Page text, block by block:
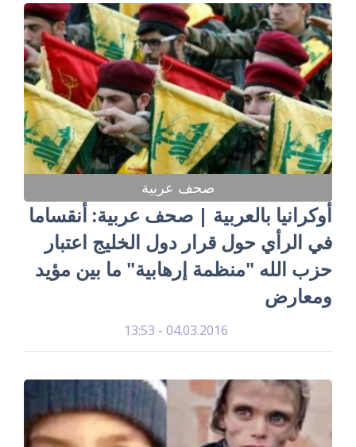
صحف عربية
أوكرانيا بالعربية | صحف عربية: أنقساما
في الرأي حول قرار دول الخليج اعتبار
حزب الله "منظمة إرهابية" ما بين مؤيد
ومعارض
04.03.2016 - 13:53